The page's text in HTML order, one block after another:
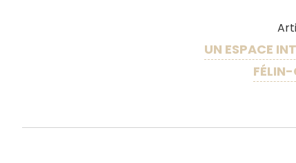
UN ESPACE